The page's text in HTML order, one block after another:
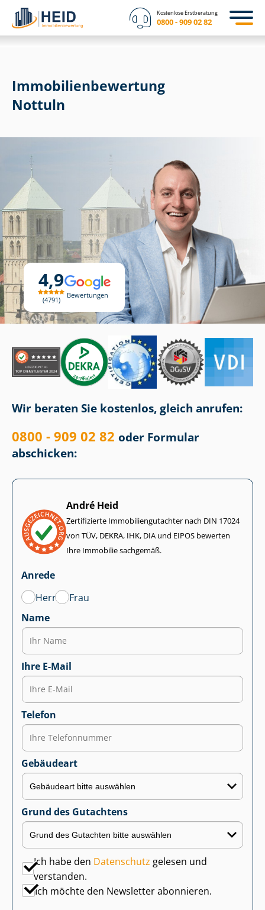
Kostenlose Erstberatung
0800 - 909 02 82
4,9
4791
Bewertungen
Immobilien­bewertung
Nottuln
Wir beraten Sie kostenlos, gleich anrufen:
0800 - 909 02 82 oder Formular
abschicken:
André Heid
Zertifizierte Im­mo­bi­li­en­gut­ach­ter nach DIN 17024
von TÜV, DEKRA, IHK, DIA und EIPOS bewerten
Ihre Immobilie sachgemäß.
Anrede
Herr
Frau
Name
Ihre E-Mail
Telefon
Gebäudeart
Grund des Gutachtens
Ich habe den Datenschutz gelesen und
verstanden.
Ich möchte den Newsletter abonnieren.